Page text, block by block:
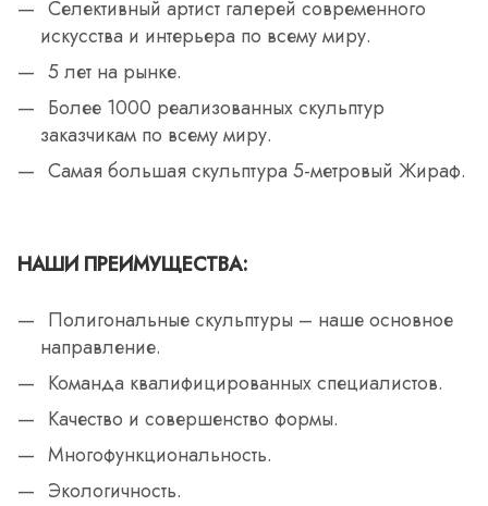
Селективный артист галерей современного
искусства и интерьера по всему миру.
5 лет на рынке.
Более 1000 реализованных скульптур
заказчикам по всему миру.
Самая большая скульптура 5-метровый Жираф.
НАШИ ПРЕИМУЩЕСТВА:
Полигональные скульптуры – наше основное
направление.
Команда квалифицированных специалистов.
Качество и совершенство формы.
Многофункциональность.
Экологичность.